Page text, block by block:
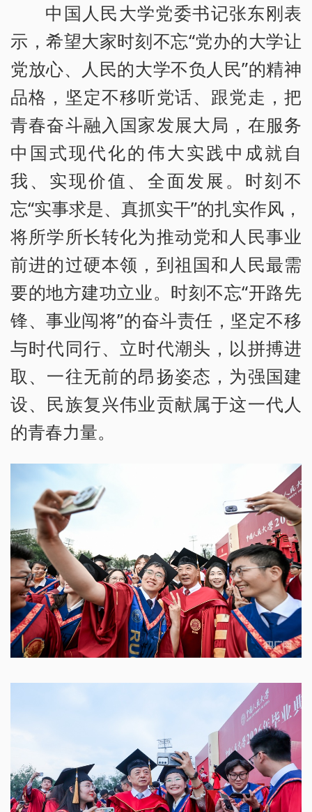
中国人民大学党委书记张东刚表
示，希望大家时刻不忘“党办的大学让
党放心、人民的大学不负人民”的精神
品格，坚定不移听党话、跟党走，把
青春奋斗融入国家发展大局，在服务
中国式现代化的伟大实践中成就自
我、实现价值、全面发展。时刻不
忘“实事求是、真抓实干”的扎实作风，
将所学所长转化为推动党和人民事业
前进的过硬本领，到祖国和人民最需
要的地方建功立业。时刻不忘“开路先
锋、事业闯将”的奋斗责任，坚定不移
与时代同行、立时代潮头，以拼搏进
取、一往无前的昂扬姿态，为强国建
设、民族复兴伟业贡献属于这一代人
的青春力量。